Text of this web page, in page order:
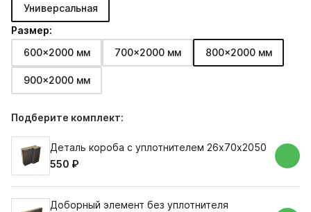
Универсальная
Размер:
600x2000 мм
700x2000 мм 800x2000 мм
900x2000 мм
Подберите комплект:
Деталь короба с уплотнителем 26х70х2050
550 ₽
Доборный элемент без уплотнителя